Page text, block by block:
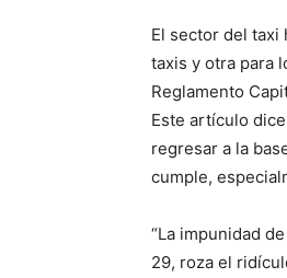
El sector del taxi
taxis y otra para
Reglamento
Este artículo
regresar a la
cumple,
“La impunidad
29, roza el